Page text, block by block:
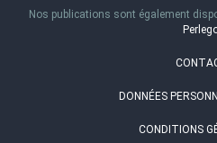
Nos publications sont également
DONNÉES
CONDITIONS